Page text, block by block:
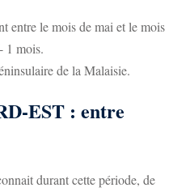
entre le mois de mai et le mois
1 mois.
de la Malaisie.
EST : entre
durant cette période, de